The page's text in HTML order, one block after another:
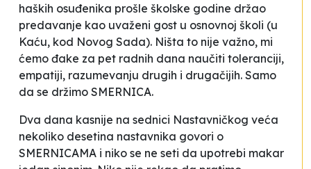
haških osuđenika prošle školske godine držao
predavanje kao uvaženi gost u osnovnoj školi (u
Kaću, kod Novog Sada). Ništa to nije važno, mi
ćemo đake za pet radnih dana naučiti toleranciji,
empatiji, razumevanju drugih i drugačijih. Samo
da se držimo SMERNICA.
Dva dana kasnije na sednici Nastavničkog veća
nekoliko desetina nastavnika govori o
SMERNICAMA i niko se ne seti da upotrebi makar